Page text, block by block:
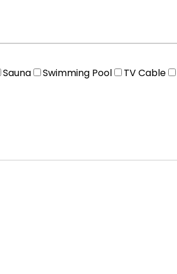
Sauna Swimming Pool TV Cable